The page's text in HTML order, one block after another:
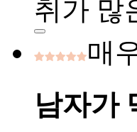
취가 많
매
남자가